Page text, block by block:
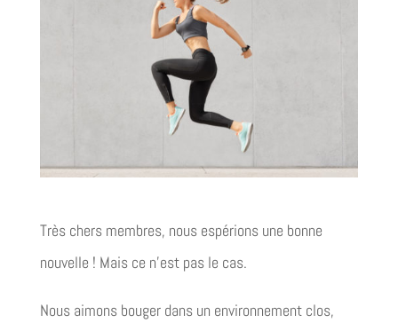
Très chers membres, nous espérions une bonne
nouvelle ! Mais ce n’est pas le cas.
Nous aimons bouger dans un environnement clos,